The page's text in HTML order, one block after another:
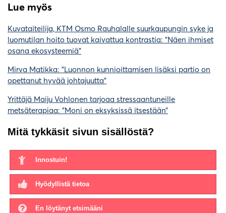
Lue myös
Kuvataiteilija, KTM Osmo Rauhalalle suurkaupungin syke ja
luomutilan hoito tuovat kaivattua kontrastia: ”Näen ihmiset
osana ekosysteemiä”
Mirva Matikka: ”Luonnon kunnioittamisen lisäksi partio on
opettanut hyvää johtajuutta”
Yrittäjä Maiju Vohlonen tarjoaa stressaantuneille
metsäterapiaa: ”Moni on eksyksissä itsestään”
Mitä tykkäsit sivun sisällöstä?
Innostuin!
Hyödyllistä tietoa
En löytänyt etsimääni